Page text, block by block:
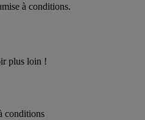
à conditions.
plus loin !
conditions